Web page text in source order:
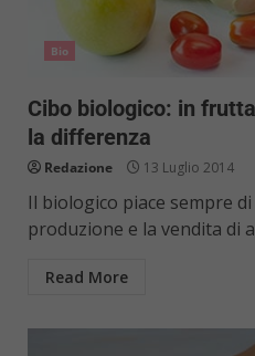
Bio
Cibo biologico: in
la differenza
Redazione 13 Luglio 2014
Il biologico piace sempre
produzione e la vendita di
Read More